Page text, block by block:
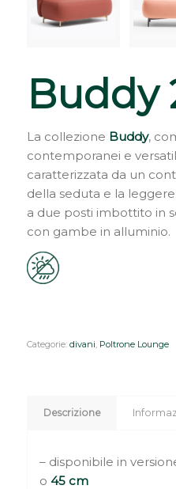
Buddy
La collezione Buddy,
contemporanei e
caratterizzata da un
della seduta e la
a due posti imbottito in
con gambe in alluminio.
Categorie: divani, Poltrone Lounge
Descrizione
– disponibile in
o 45 cm